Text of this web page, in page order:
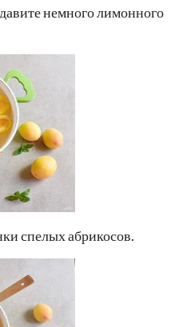
немного лимонного
спелых абрикосов.